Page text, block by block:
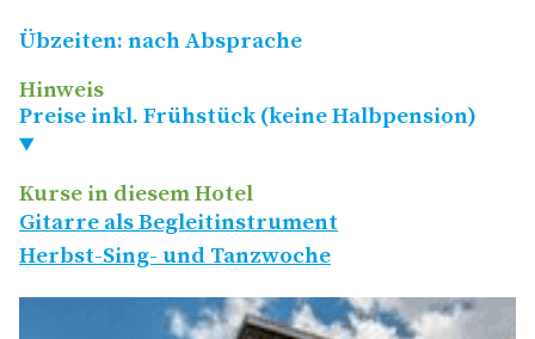
Übzeiten: nach Absprache
Hinweis
Preise inkl. Frühstück (keine Halbpension)
Kurse in diesem Hotel
Gitarre als Begleitinstrument
Herbst-Sing- und Tanzwoche